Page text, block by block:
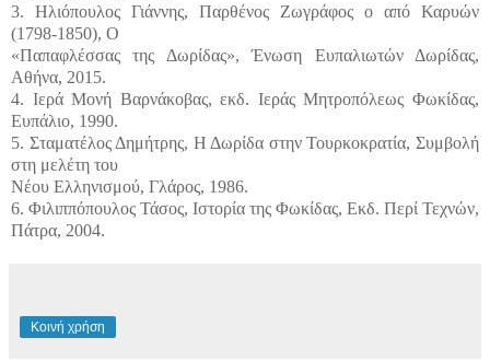
3. Ηλιόπουλος Γιάννης, Παρθένος Ζωγράφος ο από Καρυών
(1798-1850), Ο
«Παπαφλέσσας της Δωρίδας», Ένωση Ευπαλιωτών Δωρίδας,
Αθήνα, 2015.
4. Ιερά Μονή Βαρνάκοβας, εκδ. Ιεράς Μητροπόλεως Φωκίδας,
Ευπάλιο, 1990.
5. Σταματέλος Δημήτρης, Η Δωρίδα στην Τουρκοκρατία, Συμβολή
στη μελέτη του
Νέου Ελληνισμού, Γλάρος, 1986.
6. Φιλιππόπουλος Τάσος, Ιστορία της Φωκίδας, Εκδ. Περί Τεχνών,
Πάτρα, 2004.
Κοινή χρήση